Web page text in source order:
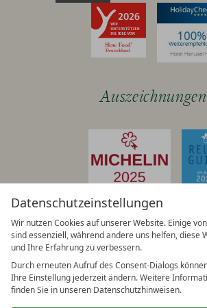
Datenschutzeinstellungen
Wir nutzen Cookies auf unserer Website. Einige
sind essenziell, während andere uns helfen, diese
und Ihre Erfahrung zu verbessern.
Durch erneuten Aufruf des Consent-Dialogs
Ihre Einstellung jederzeit ändern. Weitere
finden Sie in unseren Datenschutzhinweisen.
Auszeichnungen